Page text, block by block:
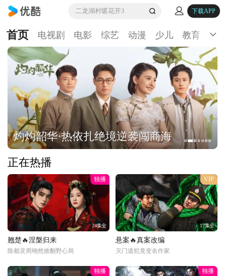
二龙湖村暖花开3 下载APP
首页 电视剧 电影 综艺 动漫 少儿 教育 生
灼灼韶华·热依扎绝境逆袭闯商海
正在热播
独播
24集全
翘楚🔥涅槃归来
陈都灵周翊然掀翻野心局
VIP
17集全
悬案🔥真案改编
灭门逃犯竟变名作家
独播 独播